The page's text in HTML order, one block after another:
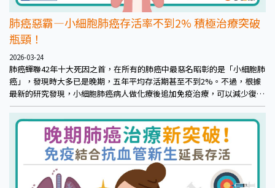
肺癌惡霸—小細胞肺癌存活率不到2% 積極治療突破
瓶頸！
2026-03-24
肺癌蟬聯42年十大死因之首，在所有的肺癌中最惡名昭彰的是「小細胞肺
癌」，發現時大多已是晚期，五年平均存活期甚至不到2%。不過，根據
最新的研究發現，小細胞肺癌病人做化療後追加免疫治療，可以減少復發
機會，延長存活時間，能有效對抗這個肺癌中的惡霸。